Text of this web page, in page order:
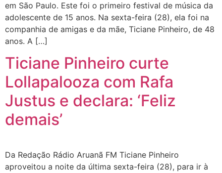
em São Paulo. Este foi o primeiro festival de música da
adolescente de 15 anos. Na sexta-feira (28), ela foi na
companhia de amigas e da mãe, Ticiane Pinheiro, de 48
anos. A […]
Ticiane Pinheiro curte
Lollapalooza com Rafa
Justus e declara: ‘Feliz
demais’
Da Redação Rádio Aruanã FM Ticiane Pinheiro
aproveitou a noite da última sexta-feira (28), para ir à